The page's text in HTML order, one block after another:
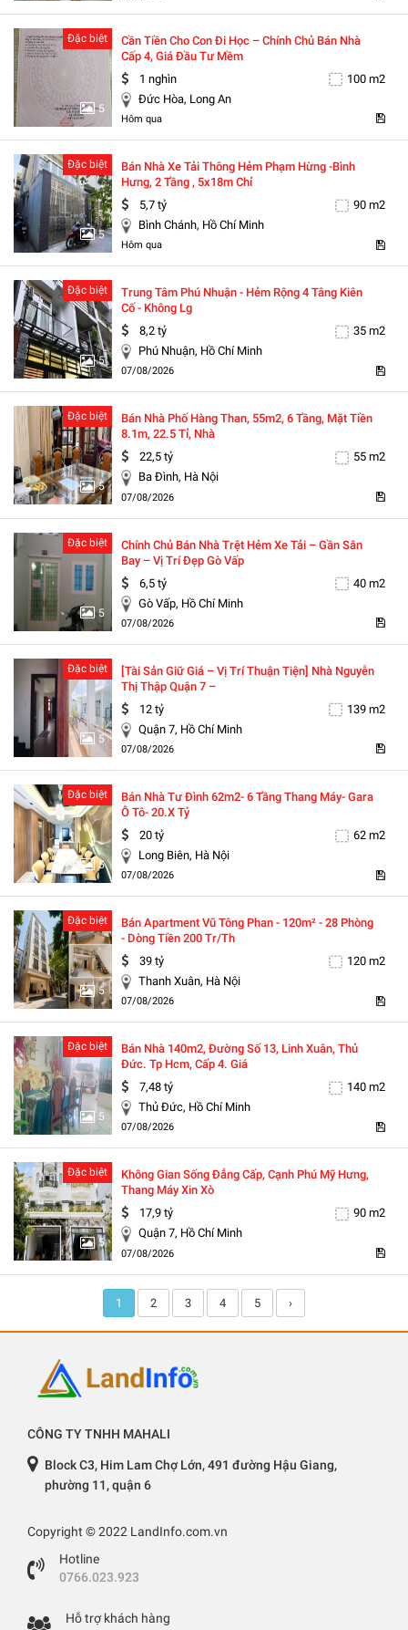
5
Đặc biệt
Cần Tiền Cho Con Đi Học – Chính Chủ Bán Nhà
Cấp 4, Giá Đầu Tư Mềm
1 nghìn
100 m2
Đức Hòa, Long An
Hôm qua
5
Đặc biệt
Bán Nhà Xe Tải Thông Hẻm Phạm Hừng -bình
Hưng, 2 Tầng , 5x18m Chỉ
5,7 tỷ
90 m2
Bình Chánh, Hồ Chí Minh
Hôm qua
5
Đặc biệt
Trung Tâm Phú Nhuận - Hẻm Rộng 4 Tâng Kiên
Cố - Không Lg
8,2 tỷ
35 m2
Phú Nhuận, Hồ Chí Minh
07/08/2026
5
Đặc biệt
Bán Nhà Phố Hàng Than, 55m2, 6 Tầng, Mặt Tiền
8.1m, 22.5 Tỉ, Nhà
22,5 tỷ
55 m2
Ba Đình, Hà Nội
07/08/2026
5
Đặc biệt
Chính Chủ Bán Nhà Trệt Hẻm Xe Tải – Gần Sân
Bay – Vị Trí Đẹp Gò Vấp
6,5 tỷ
40 m2
Gò Vấp, Hồ Chí Minh
07/08/2026
5
Đặc biệt
[tài Sản Giữ Giá – Vị Trí Thuận Tiện] Nhà Nguyễn
Thị Thập Quận 7 –
12 tỷ
139 m2
Quận 7, Hồ Chí Minh
07/08/2026
5
Đặc biệt
Bán Nhà Tư Đình 62m2- 6 Tầng Thang Máy- Gara
Ô Tô- 20.x Tỷ
20 tỷ
62 m2
Long Biên, Hà Nội
07/08/2026
5
Đặc biệt
Bán Apartment Vũ Tông Phan - 120m² - 28 Phòng
- Dòng Tiền 200 Tr/th
39 tỷ
120 m2
Thanh Xuân, Hà Nội
07/08/2026
5
Đặc biệt
Bán Nhà 140m2, Đường Số 13, Linh Xuân, Thủ
Đức. Tp Hcm, Cấp 4. Giá
7,48 tỷ
140 m2
Thủ Đức, Hồ Chí Minh
07/08/2026
5
Đặc biệt
Không Gian Sống Đẳng Cấp, Cạnh Phú Mỹ Hưng,
Thang Máy Xin Xò
17,9 tỷ
90 m2
Quận 7, Hồ Chí Minh
07/08/2026
1 2 3 4 5 ›
CÔNG TY TNHH MAHALI
Block C3, Him Lam Chợ Lớn, 491 đường Hậu Giang,
phường 11, quận 6
Copyright © 2022 LandInfo.com.vn
Hotline
0766.023.923
Hỗ trợ khách hàng